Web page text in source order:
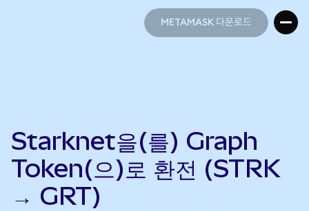
METAMASK 다운로드
Starknet을(를) Graph
Token(으)로 환전 (STRK
→ GRT)